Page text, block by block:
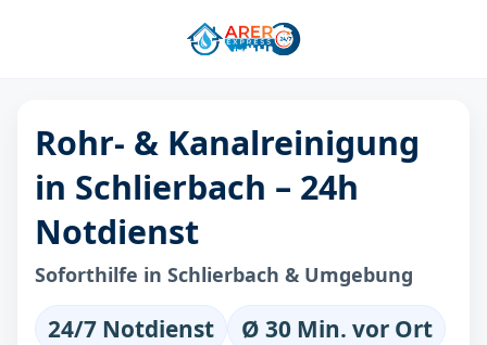
Rohr- & Kanalreinigung
in Schlierbach – 24h
Notdienst
Soforthilfe in Schlierbach & Umgebung
24/7 Notdienst
Ø 30 Min. vor Ort